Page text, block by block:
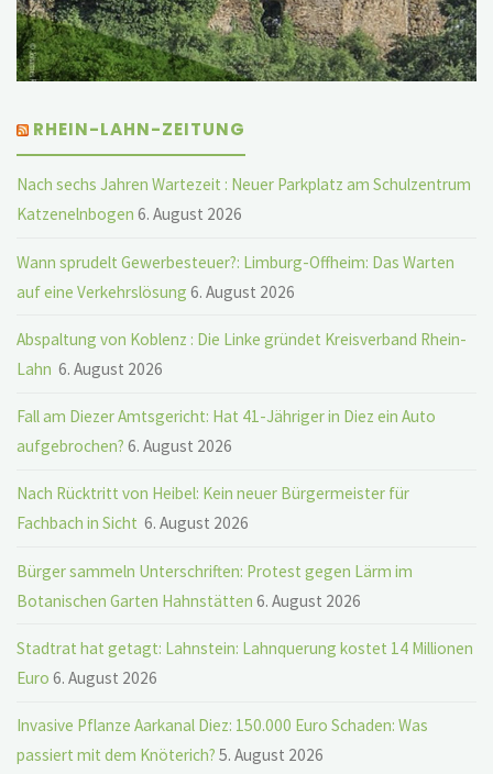
RHEIN-LAHN-ZEITUNG
Nach sechs Jahren Wartezeit : Neuer Parkplatz am Schulzentrum
Katzenelnbogen 6. August 2026
Wann sprudelt Gewerbesteuer?: Limburg-Offheim: Das Warten
auf eine Verkehrslösung 6. August 2026
Abspaltung von Koblenz : Die Linke gründet Kreisverband Rhein-
Lahn 6. August 2026
Fall am Diezer Amtsgericht: Hat 41-Jähriger in Diez ein Auto
aufgebrochen? 6. August 2026
Nach Rücktritt von Heibel: Kein neuer Bürgermeister für
Fachbach in Sicht 6. August 2026
Bürger sammeln Unterschriften: Protest gegen Lärm im
Botanischen Garten Hahnstätten 6. August 2026
Stadtrat hat getagt: Lahnstein: Lahnquerung kostet 14 Millionen
Euro 6. August 2026
Invasive Pflanze Aarkanal Diez: 150.000 Euro Schaden: Was
passiert mit dem Knöterich? 5. August 2026